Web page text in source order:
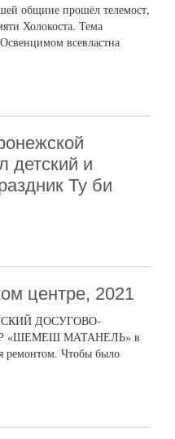
общине прошёл телемост,
Холокоста. Тема
всевластна
детский и
Ту би
центре, 2021
ДОСУГОВО-
«ШЕМЕШ МАТАНЕЛЬ» в
ремонтом. Чтобы было